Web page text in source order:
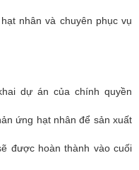
nhân và chuyên phục vụ
dự án của chính quyền
ứng hạt nhân để sản xuất
được hoàn thành vào cuối